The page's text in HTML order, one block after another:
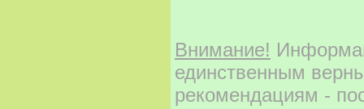
Внимание!
единственным
рекомендациям -